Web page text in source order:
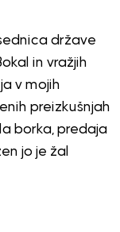
države
in vražjih
v mojih
preizkušnjah
borka, predaja
jo je žal